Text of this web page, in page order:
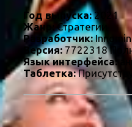
Год выпуска:2021
Жанр:
Стратегии
Разработчик:
Версия:7722318
Язык интерфейса:
Таблетка: